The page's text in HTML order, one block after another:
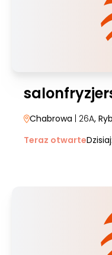
Chabrowa | 26A,
Teraz otwarteDzisiaj: